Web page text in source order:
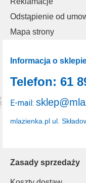
Odstąpienie od
Mapa strony
Zasady sprzedaży
Informacja o
mlazienka.pl ul.
Telefon: 61
E-mail: